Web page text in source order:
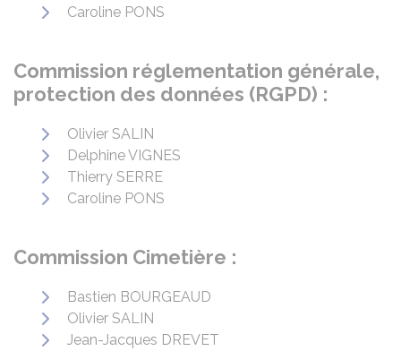
Caroline PONS
Commission réglementation générale,
protection des données (RGPD) :
Olivier SALIN
Delphine VIGNES
Thierry SERRE
Caroline PONS
Commission Cimetière :
Bastien BOURGEAUD
Olivier SALIN
Jean-Jacques DREVET